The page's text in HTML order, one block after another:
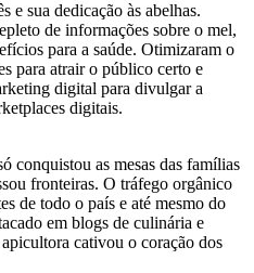
e sua dedicação às abelhas.
de informações sobre o mel,
para a saúde. Otimizaram o
para atrair o público certo e
digital para divulgar a
digitais.
conquistou as mesas das famílias
fronteiras. O tráfego orgânico
de todo o país e até mesmo do
em blogs de culinária e
cativou o coração dos